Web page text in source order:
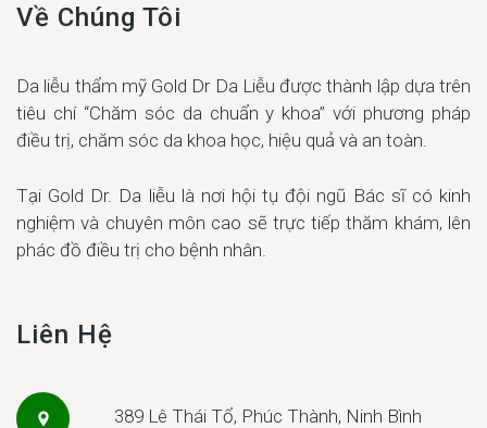
Về Chúng Tôi
Da liễu thẩm mỹ Gold Dr Da Liễu được thành lập dựa trên
tiêu chí “Chăm sóc da chuẩn y khoa” với phương pháp
điều trị, chăm sóc da khoa học, hiệu quả và an toàn.
Tại Gold Dr. Da liễu là nơi hội tụ đội ngũ Bác sĩ có kinh
nghiệm và chuyên môn cao sẽ trực tiếp thăm khám, lên
phác đồ điều trị cho bệnh nhân.
Liên Hệ
389 Lê Thái Tổ, Phúc Thành, Ninh Bình